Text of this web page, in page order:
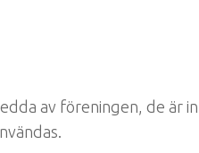
av föreningen, de är